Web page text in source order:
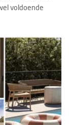
voldoende